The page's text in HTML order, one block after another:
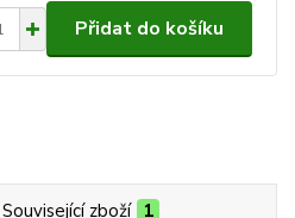
Přidat do košíku
Související zboží 1